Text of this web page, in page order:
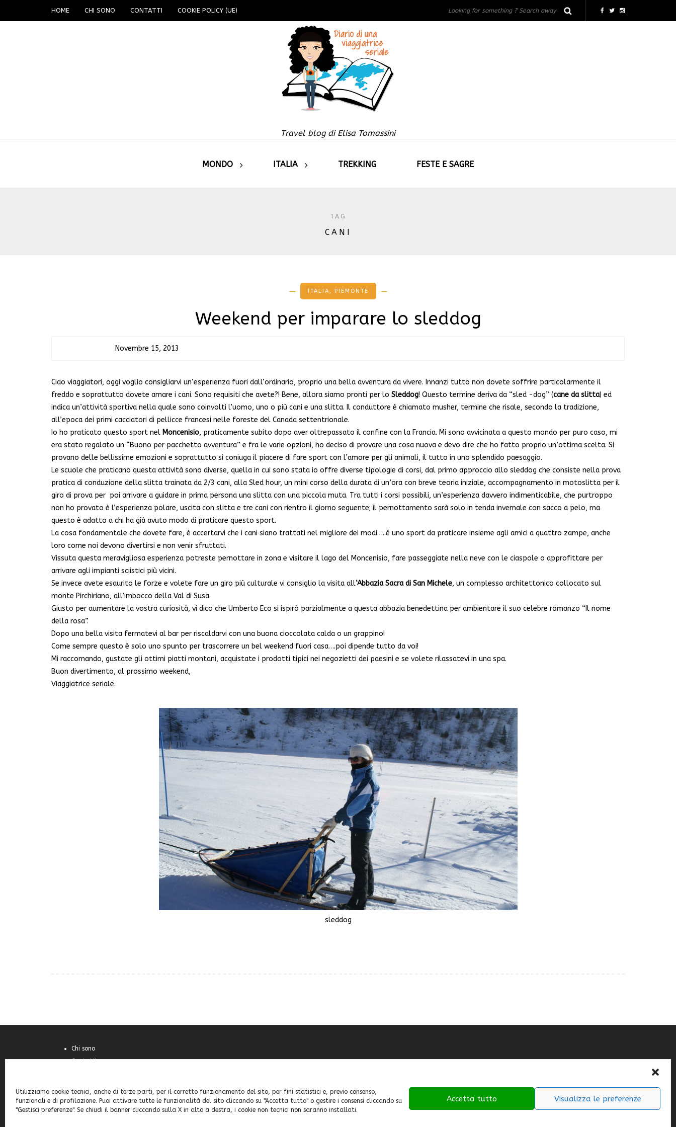
Utilizziamo cookie tecnici, anche di terze parti, per il corretto funzionamento del sito, per fini statistici e, previo consenso,
funzionali e di profilazione. Puoi attivare tutte le funzionalità del sito cliccando su "Accetta tutto" o gestire i consensi cliccando su
"Gestisci preferenze". Se chiudi il banner cliccando sulla X in alto a destra, i cookie non tecnici non saranno installati.
Accetta tutto Visualizza le preferenze
HOME CHI SONO CONTATTI COOKIE POLICY (UE)
Travel blog di Elisa Tomassini
MONDO ITALIA TREKKING FESTE E SAGRE
TAG
CANI
ITALIA , PIEMONTE
Weekend per imparare lo sleddog
Novembre 15, 2013
Ciao viaggiatori, oggi voglio consigliarvi un’esperienza fuori dall’ordinario, proprio una bella avventura da vivere. Innanzi tutto non dovete soffrire particolarmente il
freddo e soprattutto dovete amare i cani. Sono requisiti che avete?! Bene, allora siamo pronti per lo Sleddog! Questo termine deriva da “sled -dog” (cane da slitta) ed
indica un’attività sportiva nella quale sono coinvolti l’uomo, uno o più cani e una slitta. Il conduttore è chiamato musher, termine che risale, secondo la tradizione,
all’epoca dei primi cacciatori di pellicce francesi nelle foreste del Canada settentrionale.
Io ho praticato questo sport nel Moncenisio, praticamente subito dopo aver oltrepassato il confine con la Francia. Mi sono avvicinata a questo mondo per puro caso, mi
era stato regalato un “Buono per pacchetto avventura” e fra le varie opzioni, ho deciso di provare una cosa nuova e devo dire che ho fatto proprio un’ottima scelta. Si
provano delle bellissime emozioni e soprattutto si coniuga il piacere di fare sport con l’amore per gli animali, il tutto in uno splendido paesaggio.
Le scuole che praticano questa attività sono diverse, quella in cui sono stata io offre diverse tipologie di corsi, dal primo approccio allo sleddog che consiste nella prova
pratica di conduzione della slitta trainata da 2/3 cani, alla Sled hour, un mini corso della durata di un’ora con breve teoria iniziale, accompagnamento in motoslitta per il
giro di prova per poi arrivare a guidare in prima persona una slitta con una piccola muta. Tra tutti i corsi possibili, un’esperienza davvero indimenticabile, che purtroppo
non ho provato è l’esperienza polare, uscita con slitta e tre cani con rientro il giorno seguente; il pernottamento sarà solo in tenda invernale con sacco a pelo, ma
questo è adatto a chi ha già avuto modo di praticare questo sport.
La cosa fondamentale che dovete fare, è accertarvi che i cani siano trattati nel migliore dei modi…..è uno sport da praticare insieme agli amici a quattro zampe, anche
loro come noi devono divertirsi e non venir sfruttati.
Vissuta questa meravigliosa esperienza potreste pernottare in zona e visitare il lago del Moncenisio, fare passeggiate nella neve con le ciaspole o approfittare per
arrivare agli impianti sciistici più vicini.
Se invece avete esaurito le forze e volete fare un giro più culturale vi consiglio la visita all‘Abbazia Sacra di San Michele, un complesso architettonico collocato sul
monte Pirchiriano, all’imbocco della Val di Susa.
Giusto per aumentare la vostra curiosità, vi dico che Umberto Eco si ispirò parzialmente a questa abbazia benedettina per ambientare il suo celebre romanzo “Il nome
della rosa”.
Dopo una bella visita fermatevi al bar per riscaldarvi con una buona cioccolata calda o un grappino!
Come sempre questo è solo uno spunto per trascorrere un bel weekend fuori casa….poi dipende tutto da voi!
Mi raccomando, gustate gli ottimi piatti montani, acquistate i prodotti tipici nei negozietti dei paesini e se volete rilassatevi in una spa.
Buon divertimento, al prossimo weekend,
Viaggiatrice seriale.
sleddog
Chi sono
Contatti
Home
Italia